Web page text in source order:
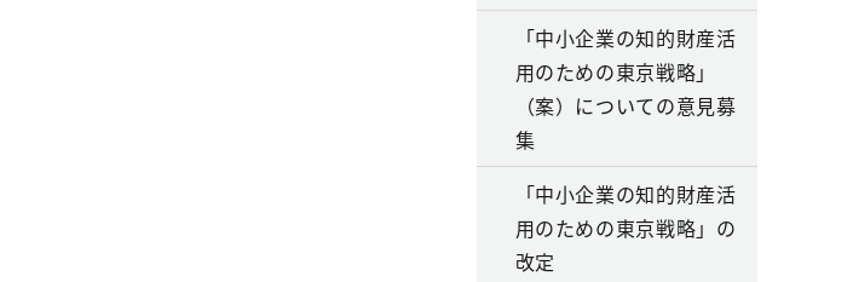
「中小企業の知的財産活
用のための東京戦略」
（案）についての意見募
集
「中小企業の知的財産活
用のための東京戦略」の
改定